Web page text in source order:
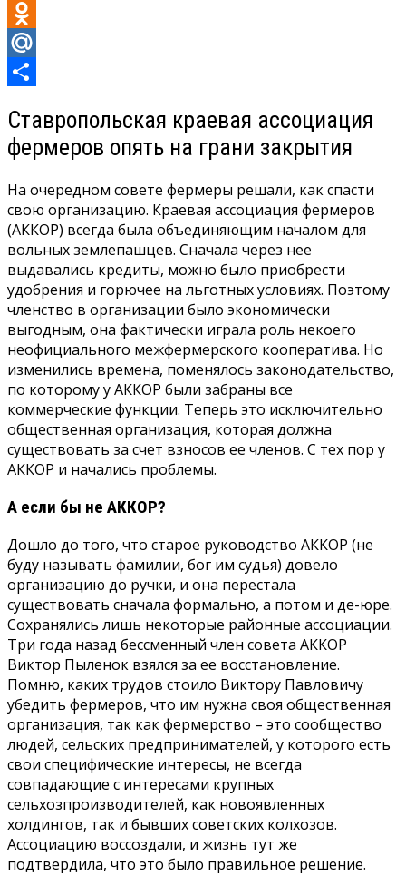
VK
Odnoklassniki
Mail.Ru
Ставропольская краевая ассоциация
фермеров опять на грани закрытия
На очередном совете фермеры решали, как спасти
свою организацию. Краевая ассоциация фермеров
(АККОР) всегда была объединяющим началом для
вольных землепашцев. Сначала через нее
выдавались кредиты, можно было приобрести
удобрения и горючее на льготных условиях. Поэтому
членство в организации было экономически
выгодным, она фактически играла роль некоего
неофициального межфермерского кооператива. Но
изменились времена, поменялось законодательство,
по которому у АККОР были забраны все
коммерческие функции. Теперь это исключительно
общественная организация, которая должна
существовать за счет взносов ее членов. С тех пор у
АККОР и начались проблемы.
А если бы не АККОР?
Дошло до того, что старое руководство АККОР (не
буду называть фамилии, бог им судья) довело
организацию до ручки, и она перестала
существовать сначала формально, а потом и де-юре.
Сохранялись лишь некоторые районные ассоциации.
Три года назад бессменный член совета АККОР
Виктор Пыленок взялся за ее восстановление.
Помню, каких трудов стоило Виктору Павловичу
убедить фермеров, что им нужна своя общественная
организация, так как фермерство – это сообщество
людей, сельских предпринимателей, у которого есть
свои специфические интересы, не всегда
совпадающие с интересами крупных
сельхозпроизводителей, как новоявленных
холдингов, так и бывших советских колхозов.
Ассоциацию воссоздали, и жизнь тут же
подтвердила, что это было правильное решение.